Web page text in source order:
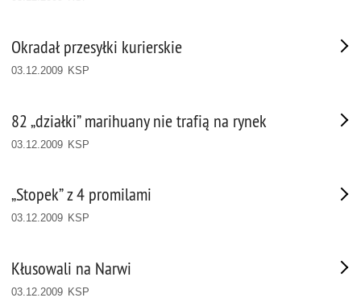
Okradał przesyłki kurierskie
03.12.2009 KSP
82 „działki” marihuany nie trafią na rynek
03.12.2009 KSP
„Stopek” z 4 promilami
03.12.2009 KSP
Kłusowali na Narwi
03.12.2009 KSP